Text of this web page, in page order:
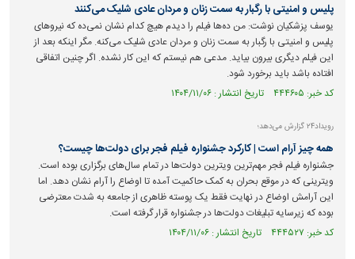
پلیس و امنیتی با رگبار به سمت زنان و مردان عادی شلیک می‌کنند
یوسف پزشکیان نوشت: من ده‌ها فیلم را دیدم هیچ کدام نشان نمی‌ده که نیروهای
پلیس و امنیتی با رگبار به سمت زنان و مردان عادی شلیک می‌کنه. مگر اینکه بعد از
این فیلم دیگری بیرون بیاید. مدعی هم نیستم که این کار نشده. اگر چنین اتفاقی
افتاده باشد باید برخورد شود.
کد خبر: ۴۴۴۶۰۵ تاریخ انتشار : ۱۴۰۴/۱۱/۰۶
رویداد۲۴ گزارش می‌دهد؛
همه چیز آرام است | کارکرد جشنواره فیلم فجر برای دولت‌ها چیست؟
جشنواره فیلم فجر مهم‌ترین ویترین دولت‌ها در تمام سال‌های برگزاری بوده است.
ویترینی که در موقع بحران به کمک حاکمیت آمده تا اوضاع را آرام نشان دهد. اما
این آرامش اوضاع در نهایت فقط یک پوسته ظاهری از جامعه به شدت معترضی
بوده که زیرسایه تبلیغات دولت‌ها در جشنواره قرار گرفته است.
کد خبر: ۴۴۴۵۲۷ تاریخ انتشار : ۱۴۰۴/۱۱/۰۶